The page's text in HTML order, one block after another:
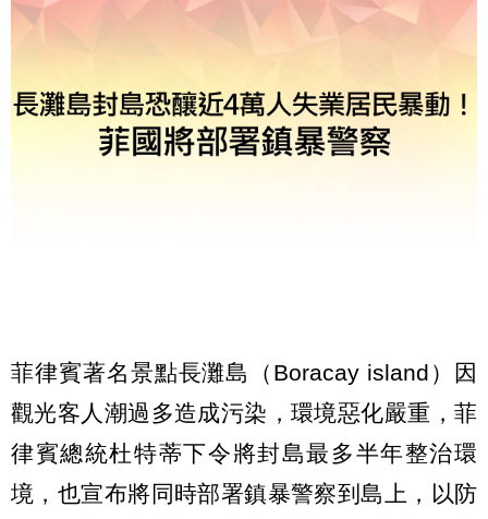
菲律賓著名景點長灘島（Boracay island）因
觀光客人潮過多造成污染，環境惡化嚴重，菲
律賓總統杜特蒂下令將封島最多半年整治環
境，也宣布將同時部署鎮暴警察到島上，以防